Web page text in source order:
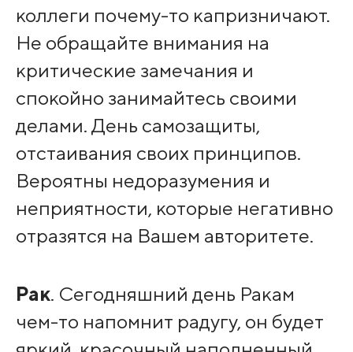
коллеги почему-то капризничают.
Не обращайте внимания на
критические замечания и
спокойно занимайтесь своими
делами. День самозащиты,
отстаивания своих принципов.
Вероятны недоразумения и
неприятности, которые негативно
отразятся на Вашем авторитете.
Рак. Сегодняшний день Ракам
чем-то напомнит радугу, он будет